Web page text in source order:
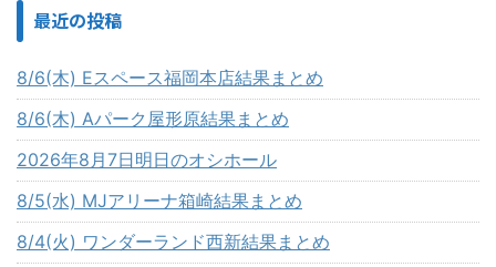
最近の投稿
8/6(木) Eスペース福岡本店結果まとめ
8/6(木) Aパーク屋形原結果まとめ
2026年8月7日明日のオシホール
8/5(水) MJアリーナ箱崎結果まとめ
8/4(火) ワンダーランド西新結果まとめ